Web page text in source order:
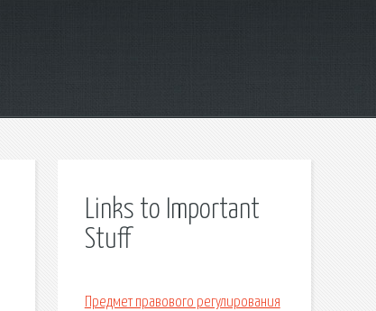
Links to Important
Stuff
Предмет правового регулирования